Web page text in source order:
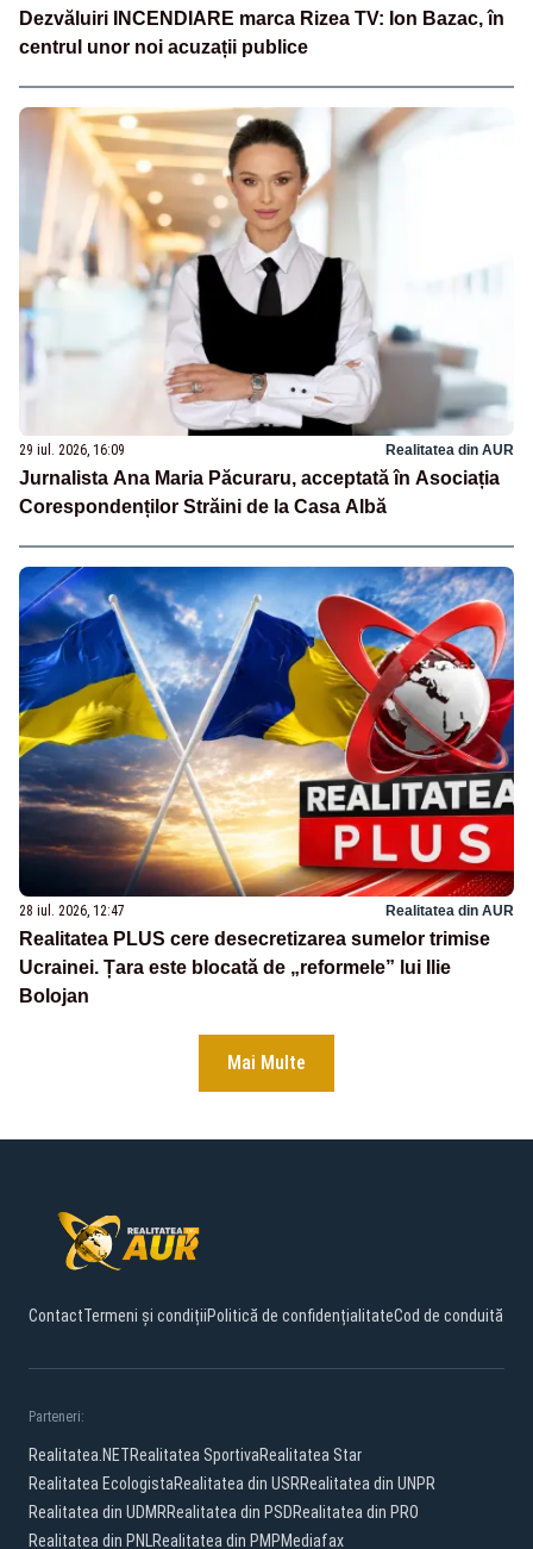
Dezvăluiri INCENDIARE marca Rizea TV: Ion Bazac, în
centrul unor noi acuzații publice
29 iul. 2026, 16:09 Realitatea din AUR
Jurnalista Ana Maria Păcuraru, acceptată în Asociația
Corespondenților Străini de la Casa Albă
28 iul. 2026, 12:47 Realitatea din AUR
Realitatea PLUS cere desecretizarea sumelor trimise
Ucrainei. Țara este blocată de „reformele” lui Ilie
Bolojan
Mai Multe
ContactTermeni și condițiiPolitică de confidențialitateCod de conduită
Parteneri:
Realitatea.NETRealitatea SportivaRealitatea Star
Realitatea EcologistaRealitatea din USRRealitatea din UNPR
Realitatea din UDMRRealitatea din PSDRealitatea din PRO
Realitatea din PNLRealitatea din PMPMediafax